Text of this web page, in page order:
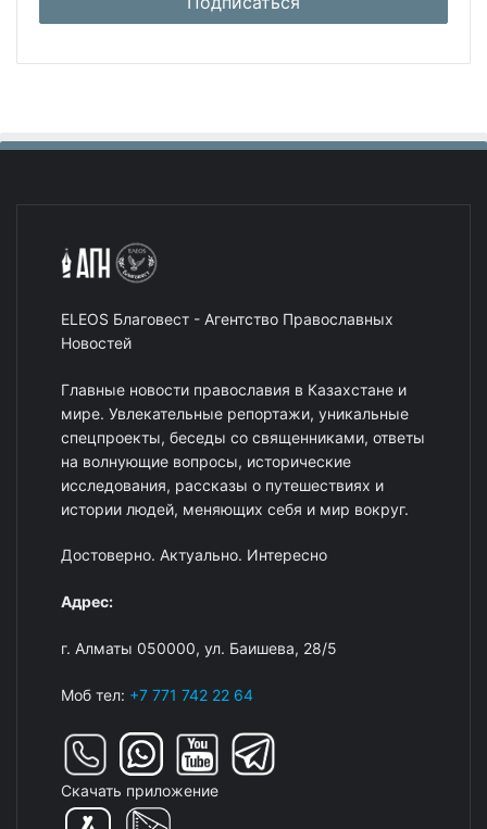
ELEOS Благовест - Агентство Православных
Новостей
Главные новости православия в Казахстане и
мире. Увлекательные репортажи, уникальные
спецпроекты, беседы со священниками, ответы
на волнующие вопросы, исторические
исследования, рассказы о путешествиях и
истории людей, меняющих себя и мир вокруг.
Достоверно. Актуально. Интересно
Адрес:
г. Алматы 050000, ул. Баишева, 28/5
Моб тел: +7 771 742 22 64
Скачать приложение